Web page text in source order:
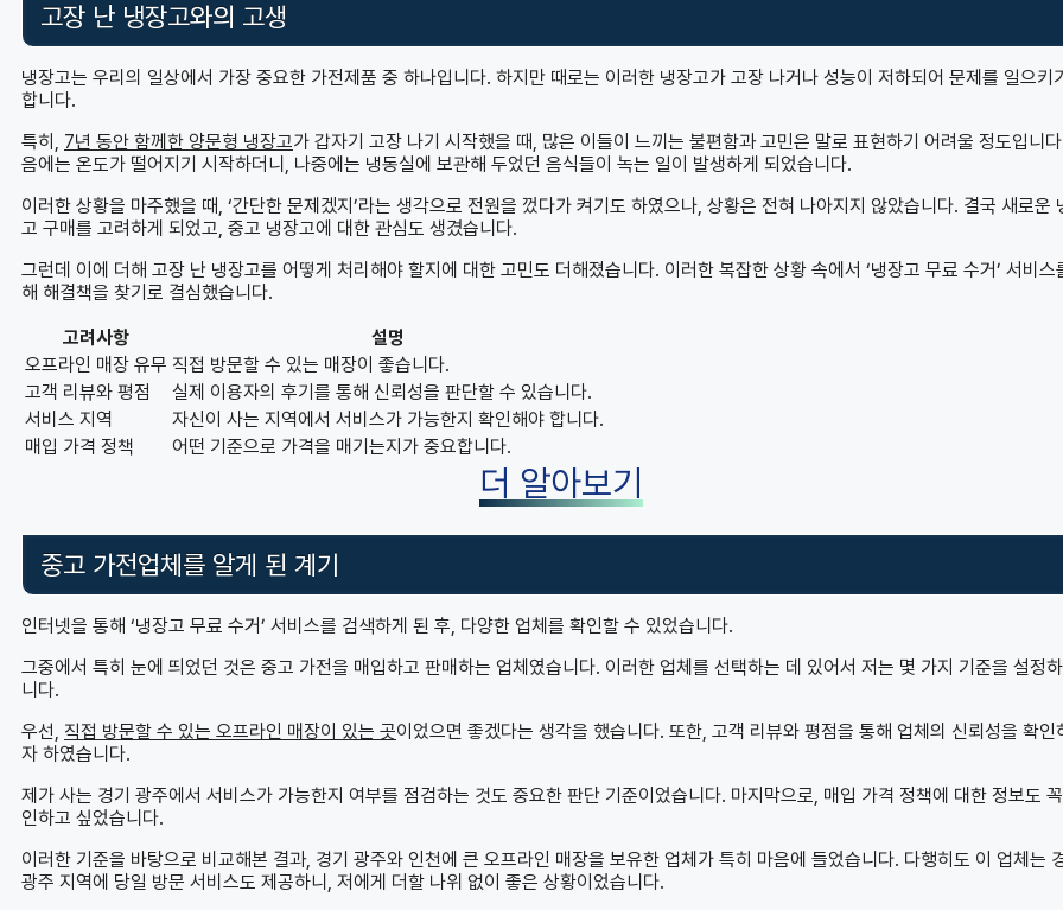
고장 난 냉장고와의 고생
냉장고는 우리의 일상에서 가장 중요한 가전제품 중 하나입니다. 하지만 때로는 이러한 냉장고가 고장 나거나 성능이 저하되어 문제를 일으키
합니다.
특히, 7년 동안 함께한 양문형 냉장고가 갑자기 고장 나기 시작했을 때, 많은 이들이 느끼는 불편함과 고민은 말로 표현하기 어려울 정도입니다
음에는 온도가 떨어지기 시작하더니, 나중에는 냉동실에 보관해 두었던 음식들이 녹는 일이 발생하게 되었습니다.
이러한 상황을 마주했을 때, ‘간단한 문제겠지’라는 생각으로 전원을 껐다가 켜기도 하였으나, 상황은 전혀 나아지지 않았습니다. 결국 새로운
고 구매를 고려하게 되었고, 중고 냉장고에 대한 관심도 생겼습니다.
그런데 이에 더해 고장 난 냉장고를 어떻게 처리해야 할지에 대한 고민도 더해졌습니다. 이러한 복잡한 상황 속에서 ‘냉장고 무료 수거’ 서비스
해 해결책을 찾기로 결심했습니다.
고려사항
설명
오프라인 매장 유무 직접 방문할 수 있는 매장이 좋습니다.
고객 리뷰와 평점
실제 이용자의 후기를 통해 신뢰성을 판단할 수 있습니다.
서비스 지역
자신이 사는 지역에서 서비스가 가능한지 확인해야 합니다.
매입 가격 정책
어떤 기준으로 가격을 매기는지가 중요합니다.
더 알아보기
중고 가전업체를 알게 된 계기
인터넷을 통해 ‘냉장고 무료 수거’ 서비스를 검색하게 된 후, 다양한 업체를 확인할 수 있었습니다.
그중에서 특히 눈에 띄었던 것은 중고 가전을 매입하고 판매하는 업체였습니다. 이러한 업체를 선택하는 데 있어서 저는 몇 가지 기준을 설정
니다.
우선, 직접 방문할 수 있는 오프라인 매장이 있는 곳이었으면 좋겠다는 생각을 했습니다. 또한, 고객 리뷰와 평점을 통해 업체의 신뢰성을 확인
자 하였습니다.
제가 사는 경기 광주에서 서비스가 가능한지 여부를 점검하는 것도 중요한 판단 기준이었습니다. 마지막으로, 매입 가격 정책에 대한 정보도
인하고 싶었습니다.
이러한 기준을 바탕으로 비교해본 결과, 경기 광주와 인천에 큰 오프라인 매장을 보유한 업체가 특히 마음에 들었습니다. 다행히도 이 업체는
광주 지역에 당일 방문 서비스도 제공하니, 저에게 더할 나위 없이 좋은 상황이었습니다.